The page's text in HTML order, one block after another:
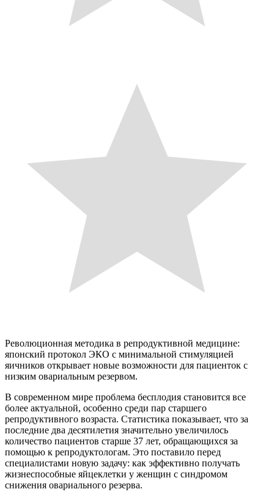
Революционная методика в репродуктивной медицине:
японский протокол ЭКО с минимальной стимуляцией
яичников открывает новые возможности для пациенток с
низким овариальным резервом.
В современном мире проблема бесплодия становится все
более актуальной, особенно среди пар старшего
репродуктивного возраста. Статистика показывает, что за
последние два десятилетия значительно увеличилось
количество пациентов старше 37 лет, обращающихся за
помощью к репродуктологам. Это поставило перед
специалистами новую задачу: как эффективно получать
жизнеспособные яйцеклетки у женщин с синдромом
снижения овариального резерва.